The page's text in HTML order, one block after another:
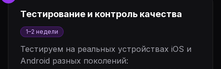
Тестирование и контроль качества
1–2 недели
Тестируем на реальных устройствах iOS и
Android разных поколений: